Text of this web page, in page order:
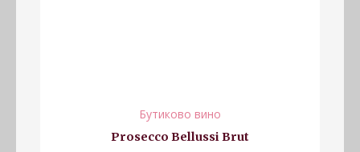
Бутиково вино
Prosecco Bellussi Brut